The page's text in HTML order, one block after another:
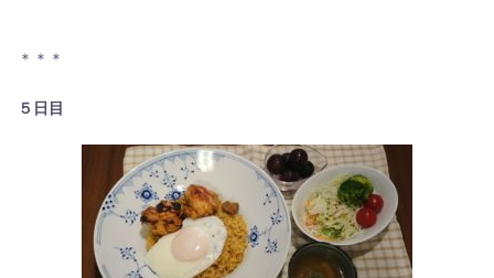
＊＊＊
５日目